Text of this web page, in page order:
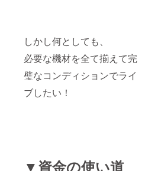
しかし何としても、
必要な機材を全て揃えて完
璧なコンディションでライ
ブしたい！
▼資金の使い道